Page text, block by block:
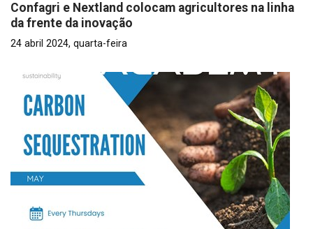
Confagri e Nextland colocam agricultores na linha
da frente da inovação
24 abril 2024, quarta-feira